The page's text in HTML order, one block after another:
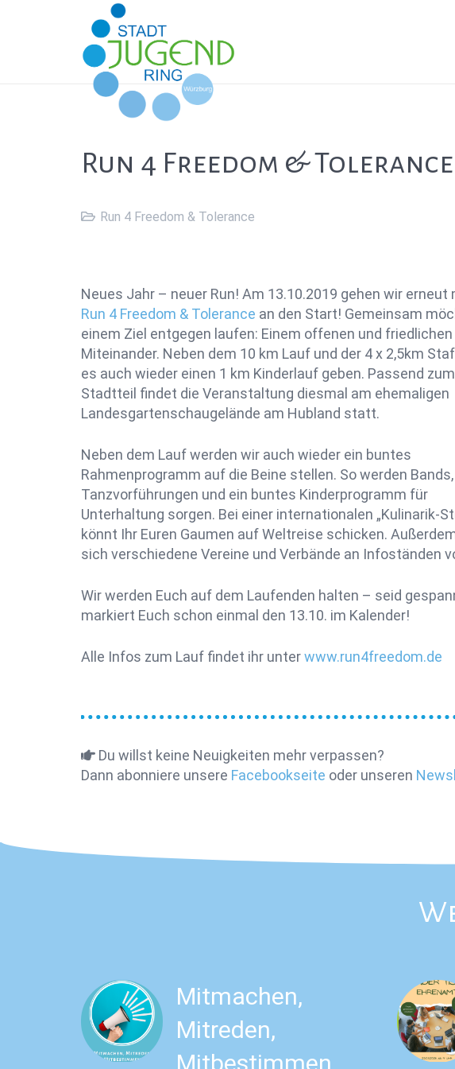
Run 4 Freedom & Tolerance
Run 4 Freedom & Tolerance
Neues Jahr – neuer Run! Am 13.10.2019 gehen wir erneut
Run 4 Freedom & Tolerance an den Start! Gemeinsam
einem Ziel entgegen laufen: Einem offenen und friedlichen
Miteinander. Neben dem 10 km Lauf und der 4 x 2,5km
es auch wieder einen 1 km Kinderlauf geben. Passend
Stadtteil findet die Veranstaltung diesmal am ehemaligen
Landesgartenschaugelände am Hubland statt.
Neben dem Lauf werden wir auch wieder ein buntes
Rahmenprogramm auf die Beine stellen. So werden Bands,
Tanzvorführungen und ein buntes Kinderprogramm für
Unterhaltung sorgen. Bei einer internationalen „Kulinarik-
könnt Ihr Euren Gaumen auf Weltreise schicken.
sich verschiedene Vereine und Verbände an Infoständen
Wir werden Euch auf dem Laufenden halten – seid
markiert Euch schon einmal den 13.10. im Kalender!
Alle Infos zum Lauf findet ihr unterwww.run4freedom.de
Du willst keine Neuigkeiten mehr verpassen?
Dann abonniere unsere Facebookseite oder unseren
Mitmachen,
Mitreden,
Mitbestimmen